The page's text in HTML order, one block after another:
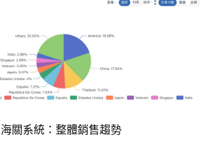
海關系統：整體銷售趨勢